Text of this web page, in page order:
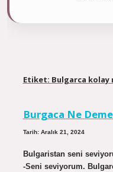
Etiket: Bulgarca kolay
Burgaca Ne
Tarih: Aralık 21, 2024
Bulgaristan seni
-Seni seviyorum.